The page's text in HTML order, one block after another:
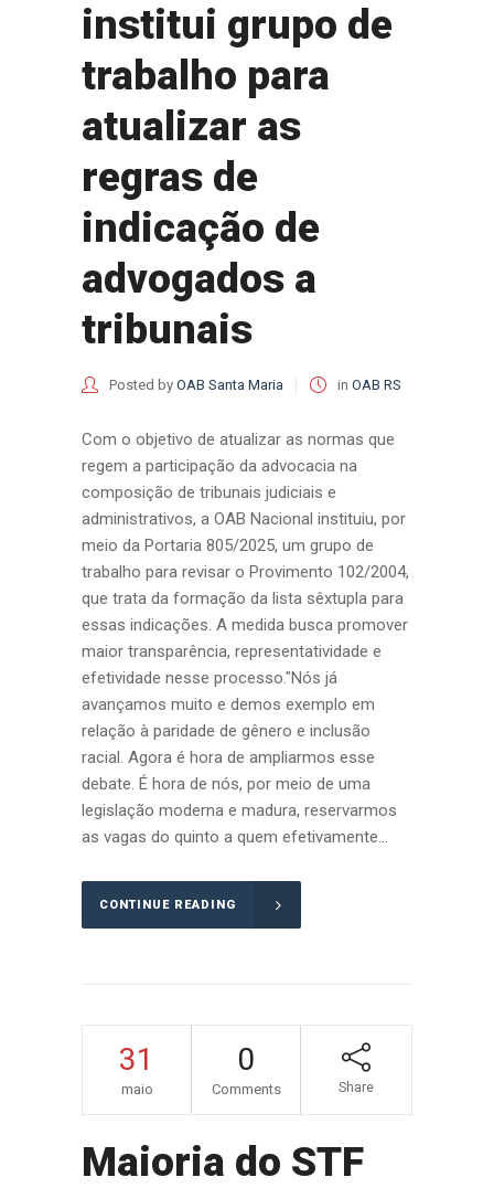
institui grupo de
trabalho para
atualizar as
regras de
indicação de
advogados a
tribunais
Posted by OAB Santa Maria in OAB RS
Com o objetivo de atualizar as normas que
regem a participação da advocacia na
composição de tribunais judiciais e
administrativos, a OAB Nacional instituiu, por
meio da Portaria 805/2025, um grupo de
trabalho para revisar o Provimento 102/2004,
que trata da formação da lista sêxtupla para
essas indicações. A medida busca promover
maior transparência, representatividade e
efetividade nesse processo."Nós já
avançamos muito e demos exemplo em
relação à paridade de gênero e inclusão
racial. Agora é hora de ampliarmos esse
debate. É hora de nós, por meio de uma
legislação moderna e madura, reservarmos
as vagas do quinto a quem efetivamente...
CONTINUE READING
31
maio
0
Comments Share
Maioria do STF